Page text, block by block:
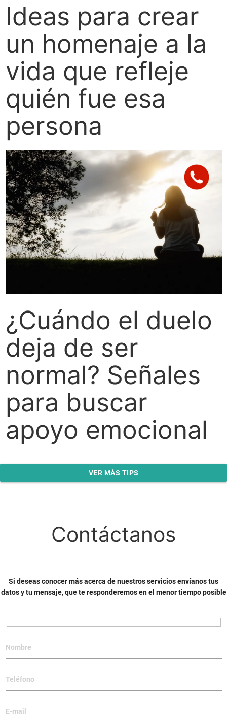
Ideas para crear
un homenaje a la
vida que refleje
quién fue esa
persona
¿Cuándo el duelo
deja de ser
normal? Señales
para buscar
apoyo emocional
VER MÁS TIPS
Contáctanos
Si deseas conocer más acerca de nuestros servicios envíanos tus
datos y tu mensaje, que te responderemos en el menor tiempo posible